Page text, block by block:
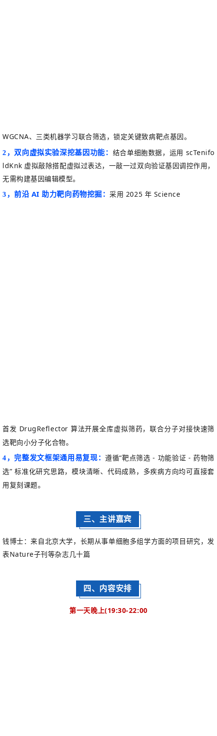
WGCNA、三类机器学习联合筛选，锁定关键致病靶点基因。
2， 双向虚拟实验深挖基因功能： 结合单细胞数据，运用 scTenifo
ldKnk 虚拟敲除搭配虚拟过表达，一敲一过双向验证基因调控作用，
无需构建基因编辑模型。
3，前沿 AI助力靶向药物挖掘：采用 2025 年 Science
首发 DrugReflector 算法开展全库虚拟筛药，联合分子对接快速筛
选靶向小分子化合物。
4，完整发文框架通用易复现：遵循“靶点筛选- 功能验证 -药物筛
选”标准化研究思路，模块清晰、代码成熟，多疾病方向均可直接套
用复刻课题。
三、主讲嘉宾
钱博士：来自北京大学，长期从事单细胞多组学方面的项目研究，发
表Nature子刊等杂志几十篇
四、内容安排
第一天晚上(19:30-22:00